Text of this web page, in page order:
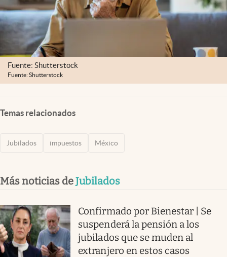
Fuente: Shutterstock
Fuente: Shutterstock
Temas relacionados
Jubilados impuestos México
Más noticias deJubilados
Confirmado por Bienestar | Se
suspenderá la pensión a los
jubilados que se muden al
extranjero en estos casos